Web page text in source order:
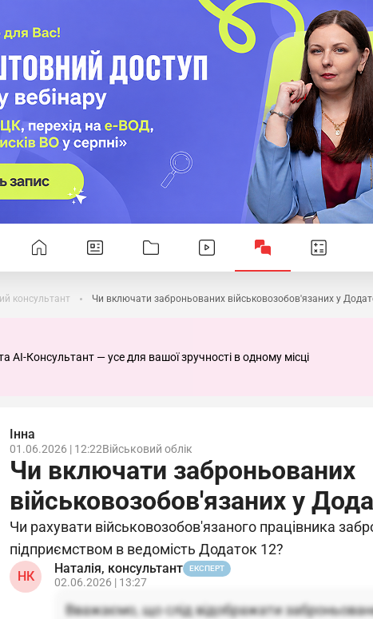
консультант Чи включати заброньованих військовозобов'язаних у
AI-Консультант — усе для вашої зручності в одному місці
Інна
01.06.2026 | 12:22Військовий облік
Чи включати заброньованих
військовозобов'язаних у
Чи рахувати військовозобов'язаного працівника
підприємством в ведомість Додаток 12?
НК
Наталія, консультант ЕКСПЕРТ
02.06.2026 | 13:27
Вважаємо, що слід відображати